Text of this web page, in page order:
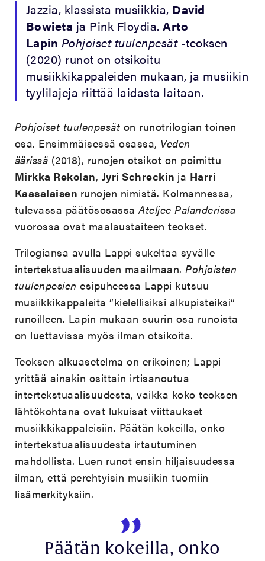
Jazzia, klassista musiikkia, David
Bowieta ja Pink Floydia.Arto
Lapin Pohjoiset tuulenpesät -teoksen
(2020) runot on otsikoitu
musiikkikappaleiden mukaan, ja musiikin
tyylilajeja riittää laidasta laitaan.
Pohjoiset tuulenpesät on runotrilogian toinen
osa. Ensimmäisessä osassa, Veden
äärissä (2018), runojen otsikot on poimittu
Mirkka Rekolan, Jyri Schreckin ja Harri
Kaasalaisen runojen nimistä. Kolmannessa,
tulevassa päätösosassaAteljee Palanderissa
vuorossa ovat maalaustaiteen teokset.
Trilogiansa avulla Lappi sukeltaa syvälle
intertekstuaalisuuden maailmaan.Pohjoisten
tuulenpesienesipuheessa Lappi kutsuu
musiikkikappaleita ”kielellisiksi alkupisteiksi”
runoilleen. Lapin mukaan suurin osa runoista
on luettavissa myös ilman otsikoita.
Teoksen alkuasetelma on erikoinen; Lappi
yrittää ainakin osittain irtisanoutua
intertekstuaalisuudesta, vaikka koko teoksen
lähtökohtana ovat lukuisat viittaukset
musiikkikappaleisiin. Päätän kokeilla, onko
intertekstuaalisuudesta irtautuminen
mahdollista. Luen runot ensin hiljaisuudessa
ilman, että perehtyisin musiikin tuomiin
lisämerkityksiin.
Päätän kokeilla, onko